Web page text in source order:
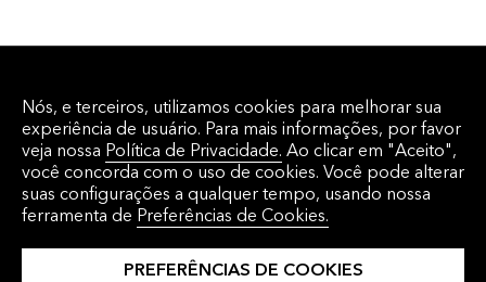
Agende uma
demo.
Nós, e terceiros, utilizamos cookies para melhorar sua
experiência de usuário. Para mais informações, por favor
veja nossa Política de Privacidade. Ao clicar em "Aceito",
você concorda com o uso de cookies. Você pode alterar
suas configurações a qualquer tempo, usando nossa
ferramenta de Preferências de Cookies.
PREFERÊNCIAS DE COOKIES